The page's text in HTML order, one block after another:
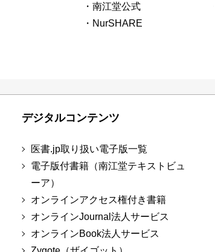
・南江堂公式
・NurSHARE
デジタルコンテンツ
医書.jp取り扱い電子版一覧
電子版付書籍（南江堂テキストビュ
ーア）
オンラインアクセス権付き書籍
オンラインJournal法人サービス
オンラインBook法人サービス